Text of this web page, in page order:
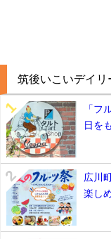
筑後いこいデイ
「フ
日を
広川
楽し